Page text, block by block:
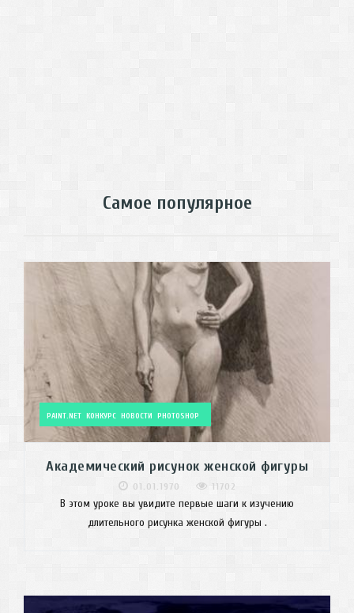
Самое популярное
PAINT.NET КОНКУРС НОВОСТИ PHOTOSHOP
Академический рисунок женской фигуры
01.01.1970 11702
В этом уроке вы увидите первые шаги к изучению
длительного рисунка женской фигуры .